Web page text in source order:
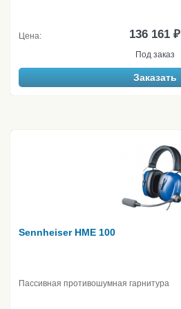
Цена: 136 161 ₽
Под заказ
Заказать
Sennheiser HME 100
Пассивная противошумная гарнитура